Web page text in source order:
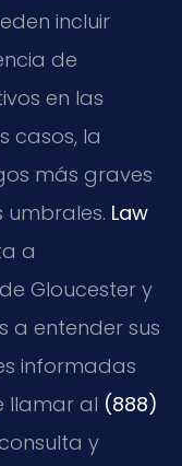
incluir
de
en las
casos, la
más graves
umbrales. Law
a
Gloucester y
a entender sus
informadas
llamar al (888)
y